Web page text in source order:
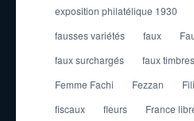
exposition philatélique 1930
fausses variétés
faux
faux surchargés
faux
Femme Fachi
Fezzan
fiscaux
fleurs
France